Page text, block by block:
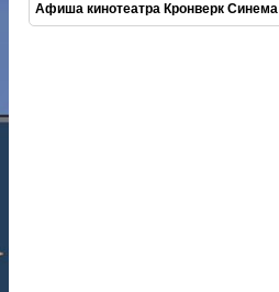
Афиша кинотеатра Кронверк Синема